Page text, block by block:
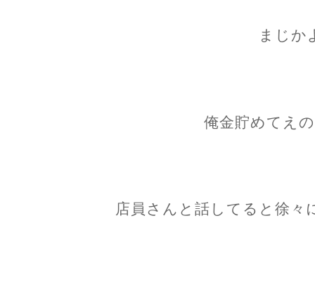
まじか
俺金貯めてえ
店員さんと話してると徐々